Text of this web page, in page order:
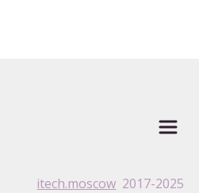
itech.moscow
  2017-2025